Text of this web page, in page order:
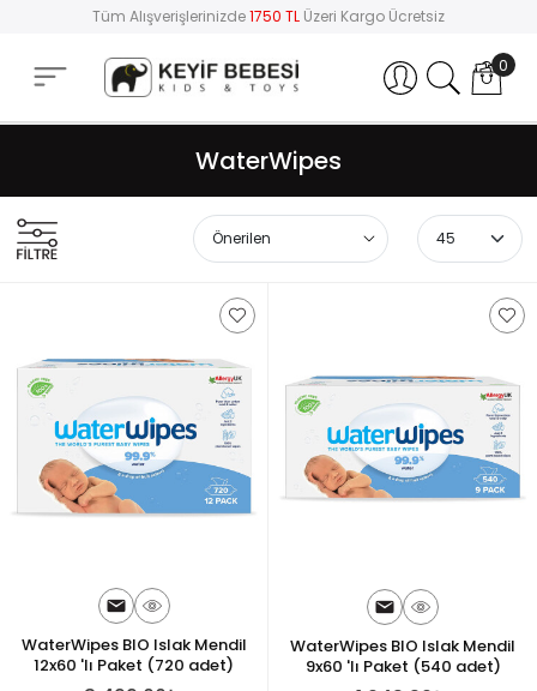
Tüm Alışverişlerinizde1750 TL Üzeri Kargo Ücretsiz
Hesabım 0
WaterWipes
WaterWipes BIO Islak Mendil
12x60 'lı Paket (720 adet)
WaterWipes BIO Islak Mendil
9x60 'lı Paket (540 adet)